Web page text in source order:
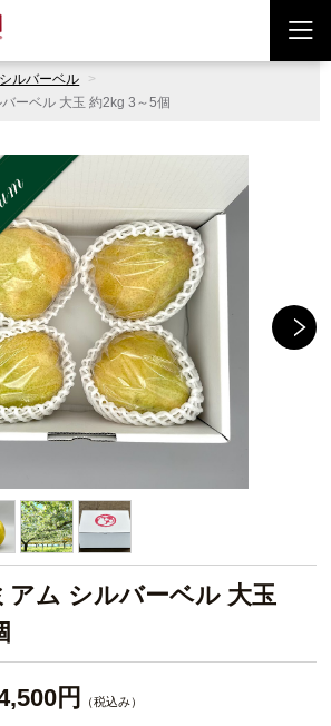
シルバーベル
ーベル 大玉 約2kg 3～5個
アム シルバーベル 大玉
円 （税込み）